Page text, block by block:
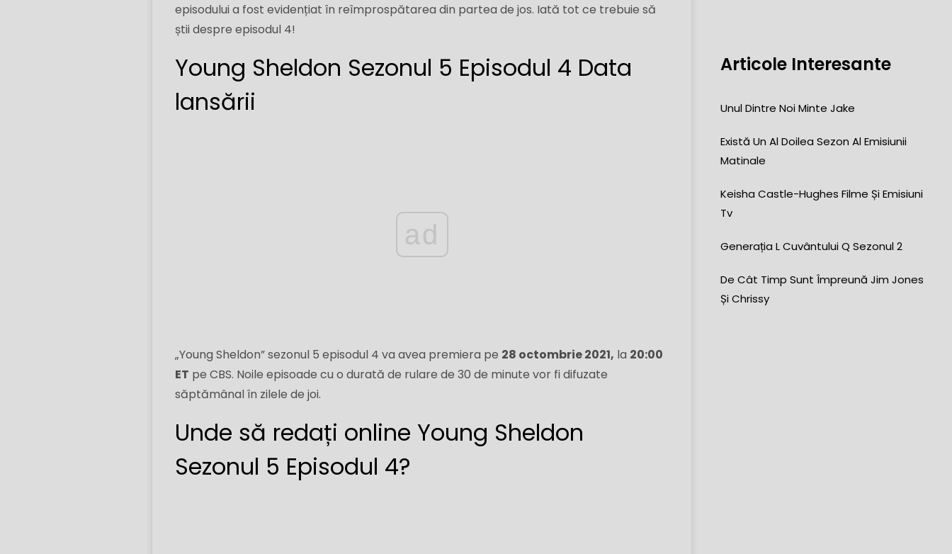
episodului a fost evidențiat în reîmprospătarea din partea de jos. Iată tot ce trebuie să
știi despre episodul 4!
Young Sheldon Sezonul 5 Episodul 4 Data
lansării
ad
„Young Sheldon” sezonul 5 episodul 4 va avea premiera pe 28 octombrie 2021, la 20:00
ET pe CBS. Noile episoade cu o durată de rulare de 30 de minute vor fi difuzate
săptămânal în zilele de joi.
Unde să redați online Young Sheldon
Sezonul 5 Episodul 4?
Articole Interesante
Unul Dintre Noi Minte Jake
Există Un Al Doilea Sezon Al Emisiunii
Matinale
Keisha Castle-Hughes Filme Și Emisiuni
Tv
Generația L Cuvântului Q Sezonul 2
De Cât Timp Sunt Împreună Jim Jones
Și Chrissy